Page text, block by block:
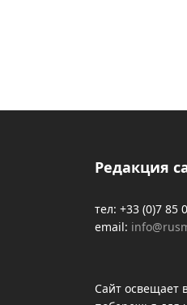
Редакция
тел: +33 (0)7 85
email:
Сайт освещает